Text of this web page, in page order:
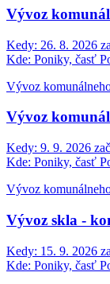
Vývoz
Kedy: 26. 8. 2026
Kde: Poniky, časť
Vývoz
Vývoz
Kedy: 9. 9. 2026
Kde: Poniky, časť
Vývoz
Vývoz skla -
Kedy: 15. 9. 2026
Kde: Poniky, časť